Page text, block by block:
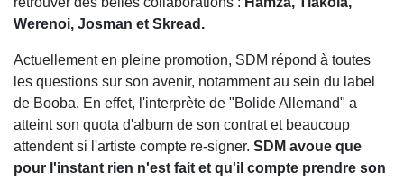
Werenoi, Josman et Skread.
Actuellement en pleine promotion, SDM répond à toutes
les questions sur son avenir, notamment au sein du label
de Booba. En effet, l'interprète de "Bolide Allemand" a
atteint son quota d'album de son contrat et beaucoup
attendent si l'artiste compte re-signer. SDM avoue que
pour l'instant rien n'est fait et qu'il compte prendre son